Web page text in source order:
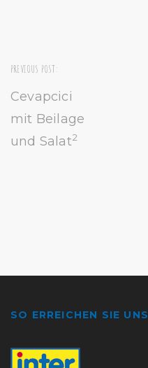
PREVIOUS POST:
Cevapcici
mit Beilage
und Salat2
SO ERREICHEN SIE UNS